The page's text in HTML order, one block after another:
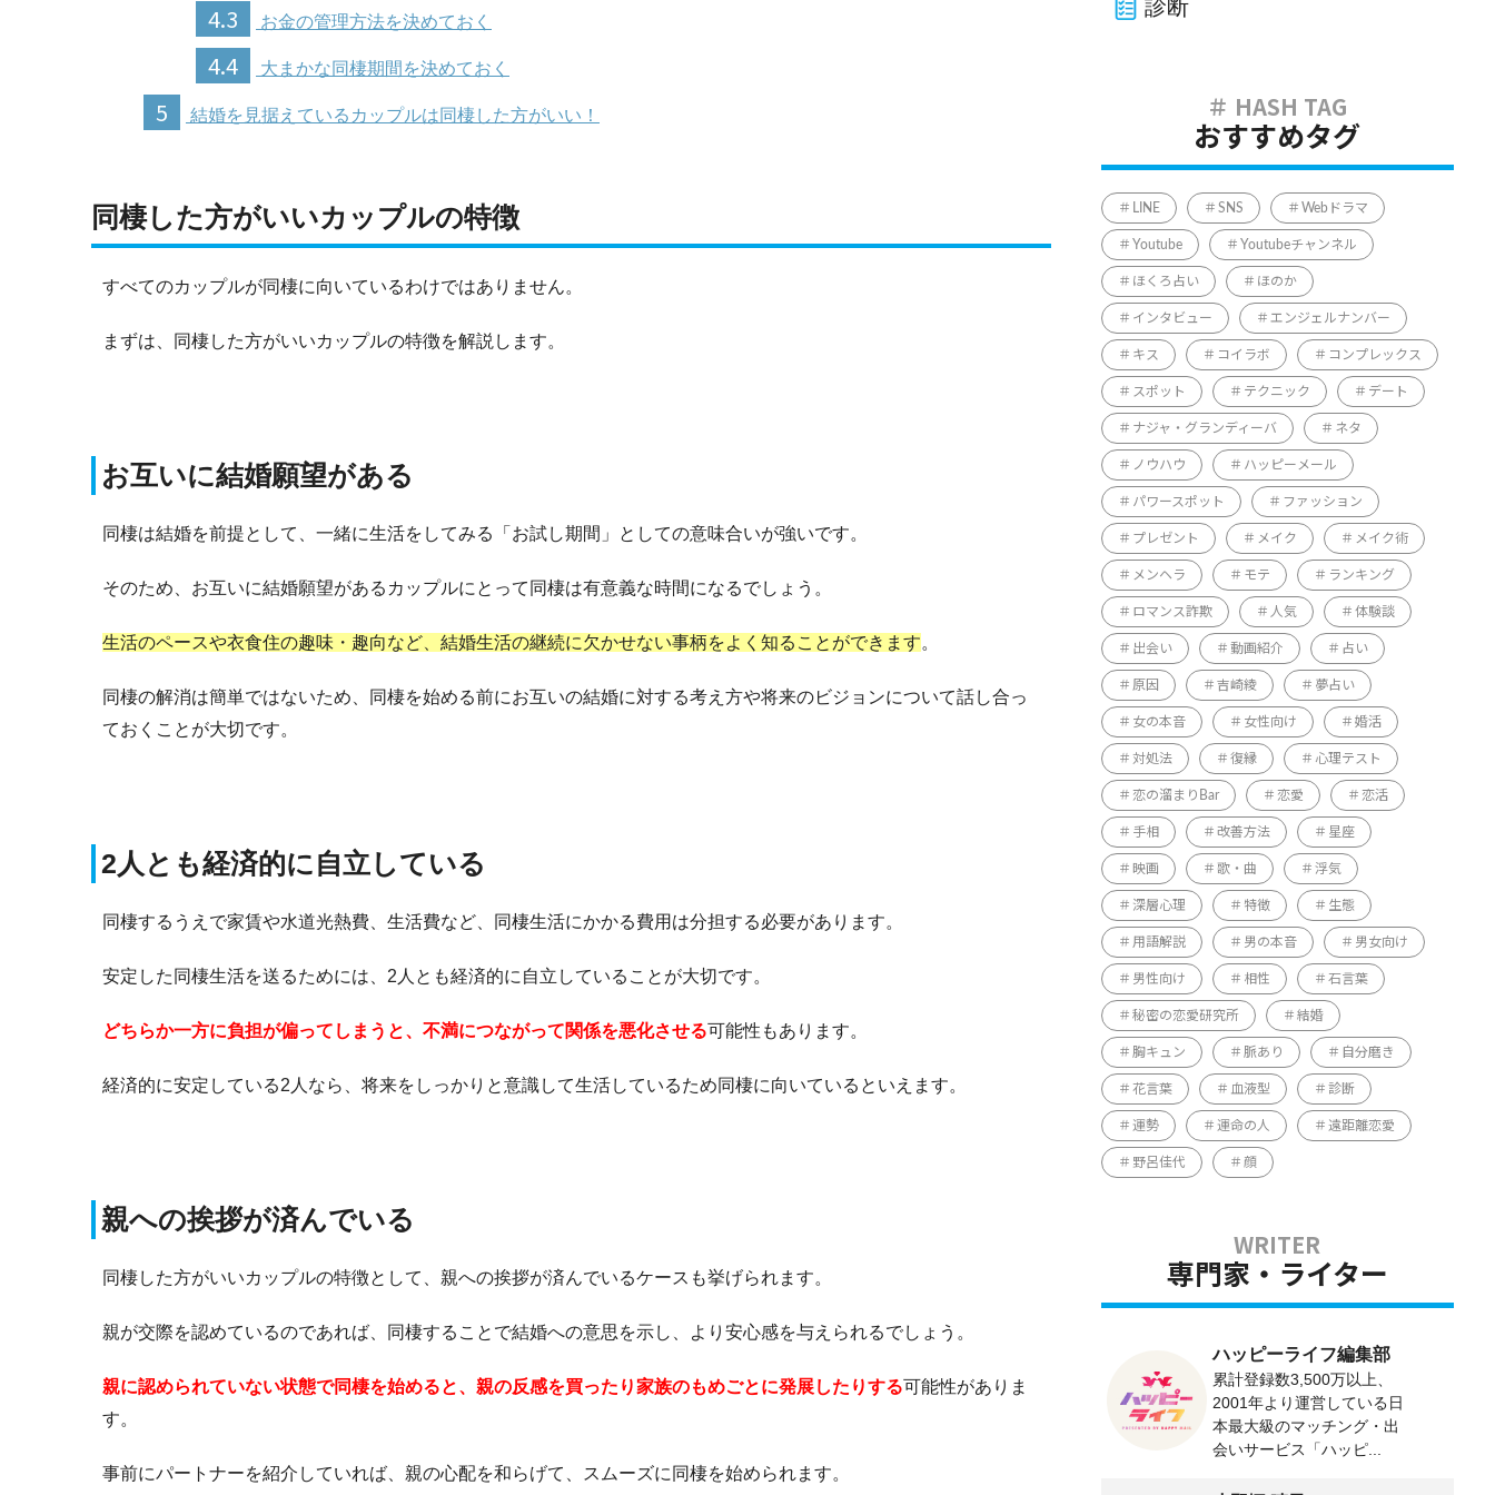
4.3 お金の管理方法を決めておく
4.4 大まかな同棲期間を決めておく
5 結婚を見据えているカップルは同棲した方がいい！
同棲した方がいいカップルの特徴
すべてのカップルが同棲に向いているわけではありません。
まずは、同棲した方がいいカップルの特徴を解説します。
お互いに結婚願望がある
同棲は結婚を前提として、一緒に生活をしてみる「お試し期間」としての意味合いが強いです。
そのため、お互いに結婚願望があるカップルにとって同棲は有意義な時間になるでしょう。
生活のペースや衣食住の趣味・趣向など、結婚生活の継続に欠かせない事柄をよく知ることができます。
同棲の解消は簡単ではないため、同棲を始める前にお互いの結婚に対する考え方や将来のビジョンについて話し合っ
ておくことが大切です。
2人とも経済的に自立している
同棲するうえで家賃や水道光熱費、生活費など、同棲生活にかかる費用は分担する必要があります。
安定した同棲生活を送るためには、2人とも経済的に自立していることが大切です。
どちらか一方に負担が偏ってしまうと、不満につながって関係を悪化させる可能性もあります。
経済的に安定している2人なら、将来をしっかりと意識して生活しているため同棲に向いているといえます。
親への挨拶が済んでいる
同棲した方がいいカップルの特徴として、親への挨拶が済んでいるケースも挙げられます。
親が交際を認めているのであれば、同棲することで結婚への意思を示し、より安心感を与えられるでしょう。
親に認められていない状態で同棲を始めると、親の反感を買ったり家族のもめごとに発展したりする可能性がありま
す。
事前にパートナーを紹介していれば、親の心配を和らげて、スムーズに同棲を始められます。
診断
おすすめタグ
LINE SNS Webドラマ
Youtube Youtubeチャンネル
ほくろ占い ほのか
インタビュー エンジェルナンバー
キス コイラボ コンプレックス
スポット テクニック デート
ナジャ・グランディーバ ネタ
ノウハウ ハッピーメール
パワースポット ファッション
プレゼント メイク メイク術
メンヘラ モテ ランキング
ロマンス詐欺 人気 体験談
出会い 動画紹介 占い
原因 吉崎綾 夢占い
女の本音 女性向け 婚活
対処法 復縁 心理テスト
恋の溜まりBar 恋愛 恋活
手相 改善方法 星座
映画 歌・曲 浮気
深層心理 特徴 生態
用語解説 男の本音 男女向け
男性向け 相性 石言葉
秘密の恋愛研究所 結婚
胸キュン 脈あり 自分磨き
花言葉 血液型 診断
運勢 運命の人 遠距離恋愛
野呂佳代 顔
専門家・ライター
ハッピーライフ編集部
累計登録数3,500万以上、
2001年より運営している日
本最大級のマッチング・出
会いサービス「ハッピ...